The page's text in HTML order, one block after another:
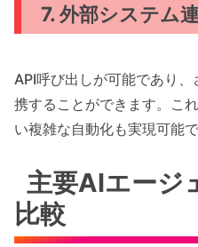
7. 外部システム
API呼び出しが可能であり
携することができます。こ
い複雑な自動化も実現可能で
主要AIエージ
比較